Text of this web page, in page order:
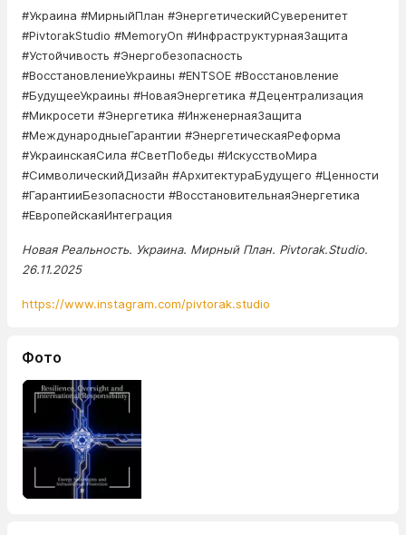
#Украина #МирныйПлан #ЭнергетическийСуверенитет
#PivtorakStudio #MemoryOn #ИнфраструктурнаяЗащита
#Устойчивость #Энергобезопасность
#ВосстановлениеУкраины #ENTSOE #Восстановление
#БудущееУкраины #НоваяЭнергетика #Децентрализация
#Микросети #Энергетика #ИнженернаяЗащита
#МеждународныеГарантии #ЭнергетическаяРеформа
#УкраинскаяСила #СветПобеды #ИскусствоМира
#СимволическийДизайн #АрхитектураБудущего #Ценности
#ГарантииБезопасности #ВосстановительнаяЭнергетика
#ЕвропейскаяИнтеграция
Новая Реальность. Украина. Мирный План. Pivtorak.Studio.
26.11.2025
https://www.instagram.com/pivtorak.studio
Фото